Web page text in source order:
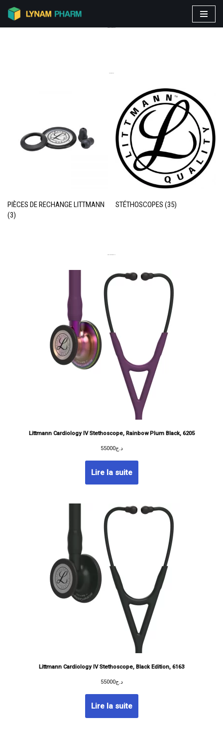
Aller
PIÈCES DE RECHANGE LITTMANN
(3)
STÉTHOSCOPES(35)
Littmann Cardiology IV Stethoscope, Rainbow Plum Black, 6205
د.ج55000
Lire la suite
Littmann Cardiology IV Stethoscope, Black Edition, 6163
د.ج55000
Lire la suite